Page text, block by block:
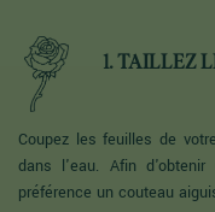
1. TAILLEZ
Coupez les feuilles de
dans l'eau. Afin
préférence un couteau